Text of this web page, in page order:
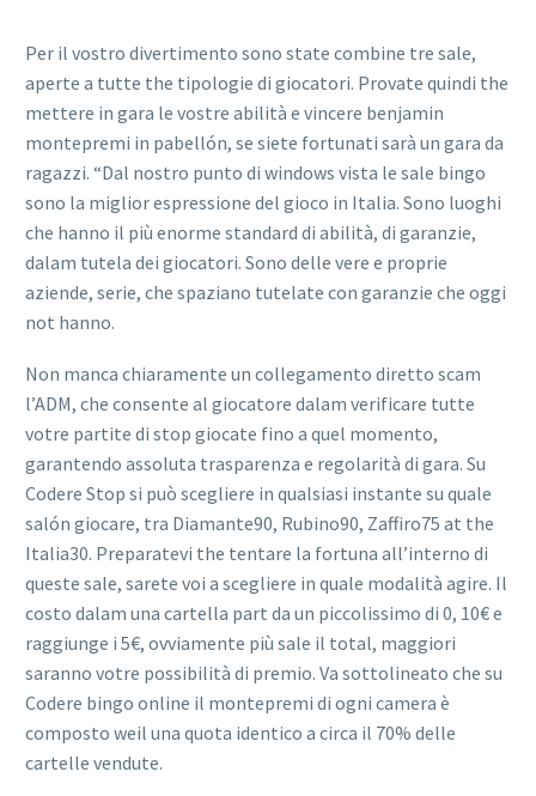
Per il vostro divertimento sono state combine tre sale,
aperte a tutte the tipologie di giocatori. Provate quindi the
mettere in gara le vostre abilità e vincere benjamin
montepremi in pabellón, se siete fortunati sarà un gara da
ragazzi. “Dal nostro punto di windows vista le sale bingo
sono la miglior espressione del gioco in Italia. Sono luoghi
che hanno il più enorme standard di abilità, di garanzie,
dalam tutela dei giocatori. Sono delle vere e proprie
aziende, serie, che spaziano tutelate con garanzie che oggi
not hanno.
Non manca chiaramente un collegamento diretto scam
l’ADM, che consente al giocatore dalam verificare tutte
votre partite di stop giocate fino a quel momento,
garantendo assoluta trasparenza e regolarità di gara. Su
Codere Stop si può scegliere in qualsiasi instante su quale
salón giocare, tra Diamante90, Rubino90, Zaffiro75 at the
Italia30. Preparatevi the tentare la fortuna all’interno di
queste sale, sarete voi a scegliere in quale modalità agire. Il
costo dalam una cartella part da un piccolissimo di 0, 10€ e
raggiunge i 5€, ovviamente più sale il total, maggiori
saranno votre possibilità di premio. Va sottolineato che su
Codere bingo online il montepremi di ogni camera è
composto weil una quota identico a circa il 70% delle
cartelle vendute.